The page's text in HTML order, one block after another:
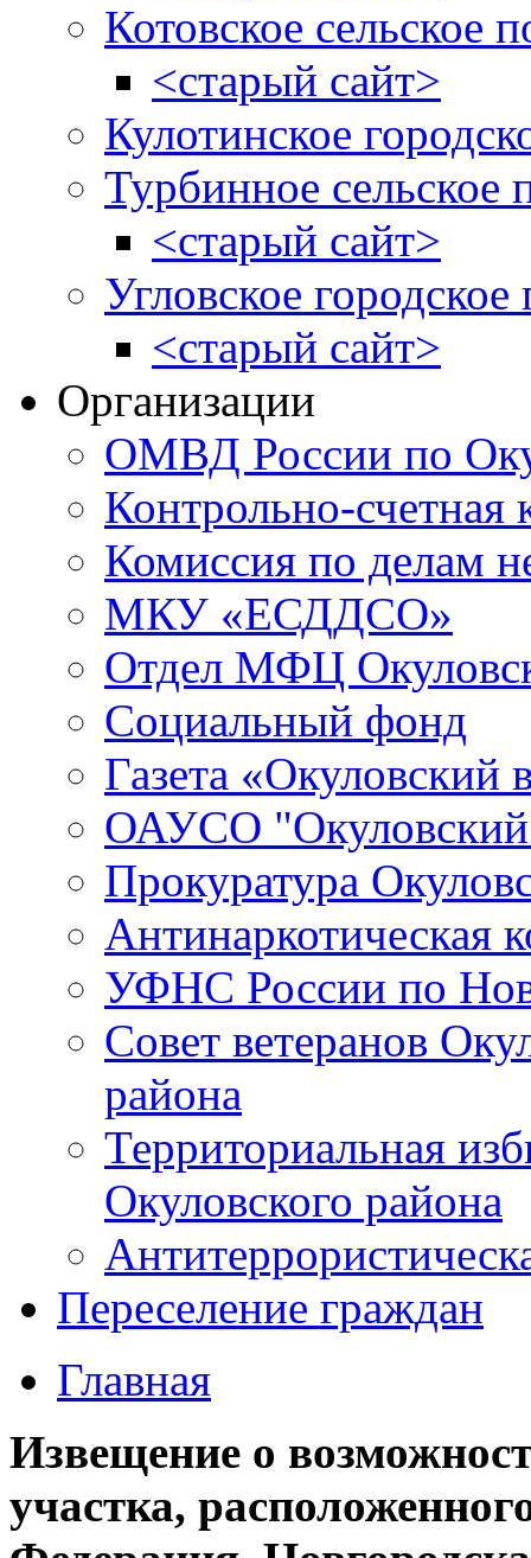
Котовское сельское
<старый сайт>
Кулотинское
Турбинное сельское
<старый сайт>
Угловское городское
<старый сайт>
Организации
ОМВД России по
Контрольно-счетная
Комиссия по делам
МКУ «ЕСДДСО»
Отдел МФЦ
Социальный фонд
Газета «Окуловский
ОАУСО
Прокуратура
Антинаркотическая
УФНС России по
Совет ветеранов
района
Территориальная
Окуловского района
Переселение граждан
Главная
Извещение о
участка,